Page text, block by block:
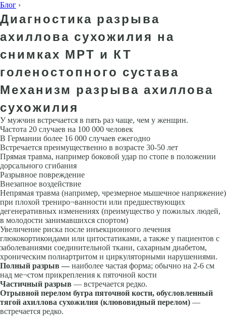
Блог ›
Диагностика разрыва
ахиллова сухожилия на
снимках МРТ и КТ
голеностопного сустава
Механизм разрыва ахиллова
сухожилия
У мужчин встречается в пять раз чаще, чем у женщин.
Частота 20 случаев на 100 000 человек
В Германии более 16 000 случаев ежегодно
Встречается преимущественно в возрасте 30-50 лет
Прямая травма, например боковой удар по стопе в положении
дорсального сгибания
Разрывное повреждение
Внезапное воздействие
Непрямая травма (например, чрезмерное мышечное напряжение)
при плохой трениро¬ванности или предшествующих
дегенеративных изменениях (преимущество у пожилых людей,
в молодости занимавшихся спортом)
Увеличение риска после инъекционного лечения
глюкокортикоидами или цитостатиками, а также у пациентов с
заболеваниями соединительной ткани, сахарным диабетом,
хроническим полиартритом и циркуляторными нарушениями.
Полный разрыв — наиболее частая форма; обычно на 2-6 см
над ме¬стом прикрепления к пяточной кости
Частичный разрыв — встречается редко.
Отрывной перелом бугра пяточной кости, обусловленный
тягой ахиллова сухожилия (клювовидный перелом) —
встречается редко.